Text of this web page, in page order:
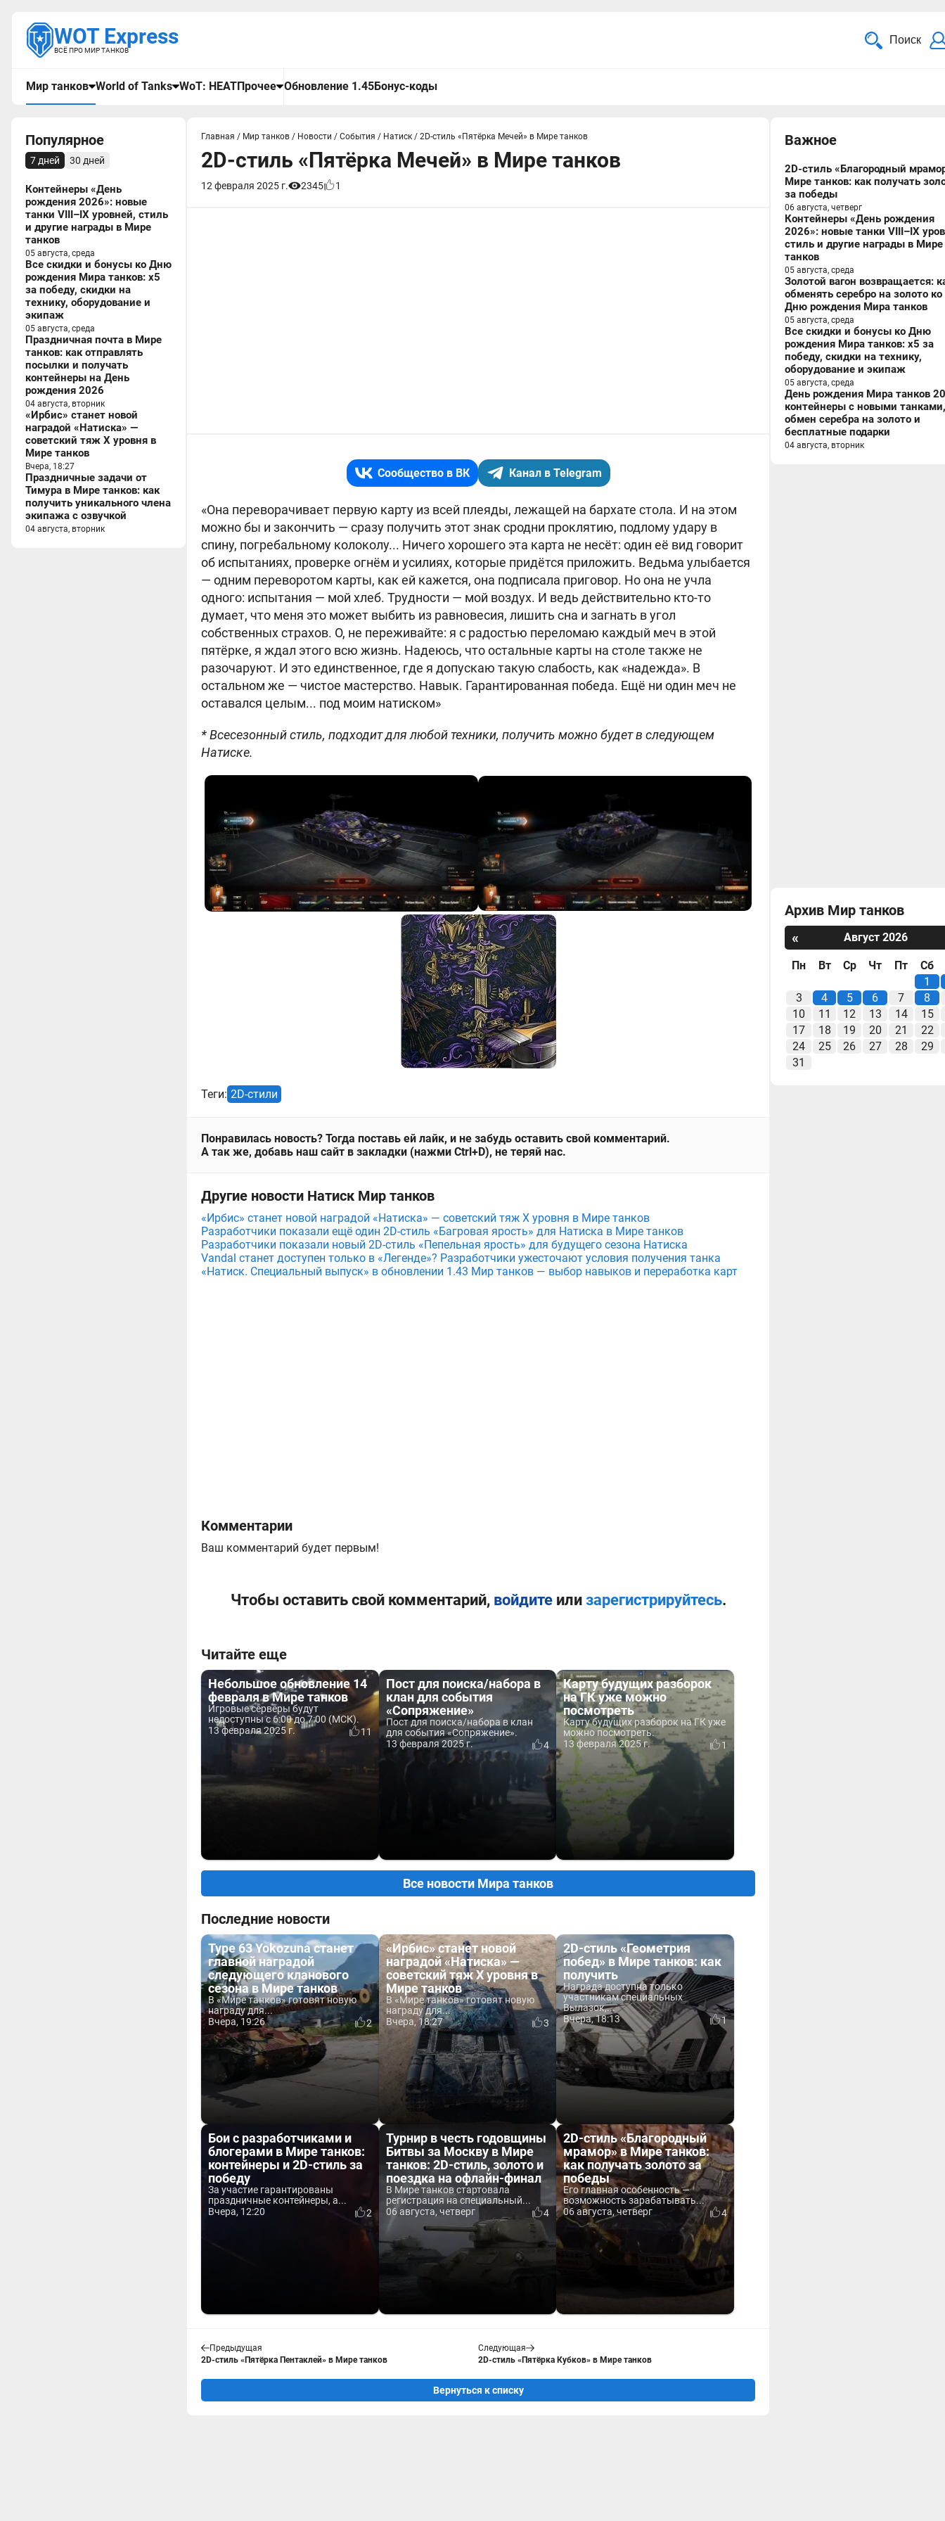
WOT Express
ВСЁ ПРО МИР ТАНКОВ
Поиск
Мир танков World of Tanks WoT: HEATПрочее Обновление 1.45Бонус-коды
Популярное
7 дней 30 дней
Контейнеры «День
рождения 2026»: новые
танки VIII–IX уровней, стиль
и другие награды в Мире
танков
05 августа, среда
Все скидки и бонусы ко Дню
рождения Мира танков: x5
за победу, скидки на
технику, оборудование и
экипаж
05 августа, среда
Праздничная почта в Мире
танков: как отправлять
посылки и получать
контейнеры на День
рождения 2026
04 августа, вторник
«Ирбис» станет новой
наградой «Натиска» —
советский тяж X уровня в
Мире танков
Вчера, 18:27
Праздничные задачи от
Тимура в Мире танков: как
получить уникального члена
экипажа с озвучкой
04 августа, вторник
Главная / Мир танков / Новости / События / Натиск / 2D-стиль «Пятёрка Мечей» в Мире танков
2D-стиль «Пятёрка Мечей» в Мире танков
12 февраля 2025 г. 2345 1
Сообщество в ВК Канал в Telegram
«Она переворачивает первую карту из всей плеяды, лежащей на бархате стола. И на этом
можно бы и закончить — сразу получить этот знак сродни проклятию, подлому удару в
спину, погребальному колоколу... Ничего хорошего эта карта не несёт: один её вид говорит
об испытаниях, проверке огнём и усилиях, которые придётся приложить. Ведьма улыбается
— одним переворотом карты, как ей кажется, она подписала приговор. Но она не учла
одного: испытания — мой хлеб. Трудности — мой воздух. И ведь действительно кто-то
думает, что меня это может выбить из равновесия, лишить сна и загнать в угол
собственных страхов. О, не переживайте: я с радостью переломаю каждый меч в этой
пятёрке, я ждал этого всю жизнь. Надеюсь, что остальные карты на столе также не
разочаруют. И это единственное, где я допускаю такую слабость, как «надежда». В
остальном же — чистое мастерство. Навык. Гарантированная победа. Ещё ни один меч не
оставался целым... под моим натиском»
* Всесезонный стиль, подходит для любой техники, получить можно будет в следующем
Натиске.
Теги: 2D-стили
Понравилась новость? Тогда поставь ей лайк, и не забудь оставить свой комментарий.
А так же, добавь наш сайт в закладки (нажми Ctrl+D), не теряй нас.
Другие новости Натиск Мир танков
«Ирбис» станет новой наградой «Натиска» — советский тяж X уровня в Мире танков
Разработчики показали ещё один 2D-стиль «Багровая ярость» для Натиска в Мире танков
Разработчики показали новый 2D-стиль «Пепельная ярость» для будущего сезона Натиска
Vandal станет доступен только в «Легенде»? Разработчики ужесточают условия получения танка
«Натиск. Специальный выпуск» в обновлении 1.43 Мир танков — выбор навыков и переработка карт
Комментарии
Ваш комментарий будет первым!
Чтобы оставить свой комментарий, войдитеили зарегистрируйтесь.
Читайте еще
Небольшое обновление 14
февраля в Мире танков
Игровые серверы будут
недоступны с 6:00 до 7:00 (МСК).
13 февраля 2025 г.
11
Пост для поиска/набора в
клан для события
«Сопряжение»
Пост для поиска/набора в клан
для события «Сопряжение».
13 февраля 2025 г.
4
Карту будущих разборок
на ГК уже можно
посмотреть
Карту будущих разборок на ГК уже
можно посмотреть.
13 февраля 2025 г.
1
Все новости Мира танков
Последние новости
Type 63 Yokozuna станет
главной наградой
следующего кланового
сезона в Мире танков
В «Мире танков» готовят новую
награду для...
Вчера, 19:26
2
«Ирбис» станет новой
наградой «Натиска» —
советский тяж X уровня в
Мире танков
В «Мире танков» готовят новую
награду для...
Вчера, 18:27
3
2D-стиль «Геометрия
побед» в Мире танков: как
получить
Награда доступна только
участникам специальных
Вылазок,...
Вчера, 18:13
1
Бои с разработчиками и
блогерами в Мире танков:
контейнеры и 2D-стиль за
победу
За участие гарантированы
праздничные контейнеры, а...
Вчера, 12:20
2
Турнир в честь годовщины
Битвы за Москву в Мире
танков: 2D-стиль, золото и
поездка на офлайн-финал
В Мире танков стартовала
регистрация на специальный...
06 августа, четверг
4
2D-стиль «Благородный
мрамор» в Мире танков:
как получать золото за
победы
Его главная особенность —
возможность зарабатывать...
06 августа, четверг
4
Предыдущая
2D-стиль «Пятёрка Пентаклей» в Мире танков
Следующая
2D-стиль «Пятёрка Кубков» в Мире танков
Вернуться к списку
Важное
2D-стиль «Благородный
Мире танков: как получать
за победы
06 августа, четверг
Контейнеры «День рождения
2026»: новые танки VIII–IX
стиль и другие награды в Мире
танков
05 августа, среда
Золотой вагон возвращается:
обменять серебро на золото ко
Дню рождения Мира танков
05 августа, среда
Все скидки и бонусы ко Дню
рождения Мира танков: x5 за
победу, скидки на технику,
оборудование и экипаж
05 августа, среда
День рождения Мира танков
контейнеры с новыми танками,
обмен серебра на золото и
бесплатные подарки
04 августа, вторник
Архив Мир танков
«
Август 2026
Пн Вт Ср Чт Пт
Сб
1
3
4 5 6 7
8
10
11 12 13 14
15
17
18 19 20 21
22
24
25 26 27 28
29
31